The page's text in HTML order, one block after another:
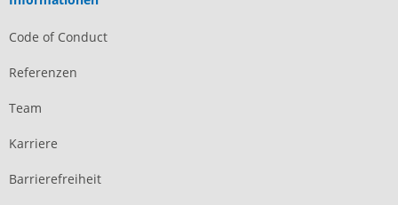
Code of Conduct
Referenzen
Team
Karriere
Barrierefreiheit